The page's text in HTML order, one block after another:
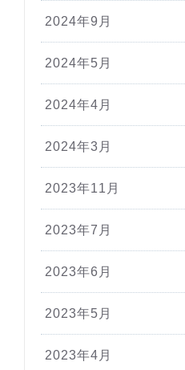
2024年9月
2024年5月
2024年4月
2024年3月
2023年11月
2023年7月
2023年6月
2023年5月
2023年4月